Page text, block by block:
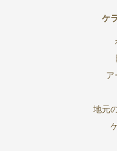
ケ
ア
地元